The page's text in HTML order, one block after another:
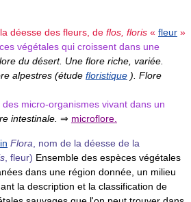
déesse des fleurs, de flos, floris « fleur »
végétales qui croissent dans une
du désert. Une flore riche, variée.
alpestres (étude floristique ). Flore
des micro-organismes vivant dans un
intestinale. ⇒ microflore.
Flora , nom de la déesse de la
, fleur) Ensemble des espèces végétales
dans une région donnée, un milieu
la description et la classification de